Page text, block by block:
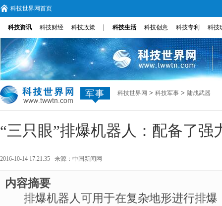
科技世界网首页
科技资讯 科技财经 科技政策 科技生活 科技创意 科技专利 科技
军事 科技世界网 > 科技军事 > 陆战武器
“三只眼”排爆机器人：配备了强
2016-10-14 17:21:35 来源： 中国新闻网
内容摘要
排爆机器人可用于在复杂地形进行排